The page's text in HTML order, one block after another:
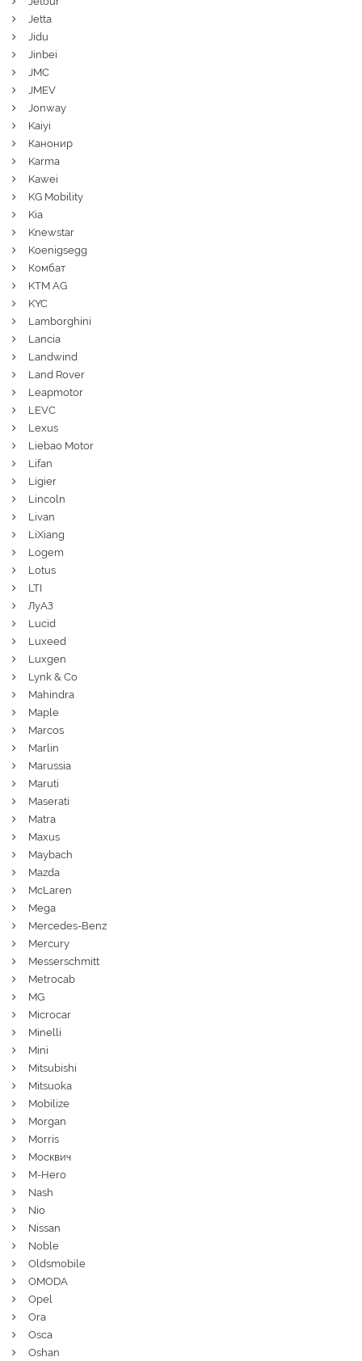
Jetta
Jidu
Jinbei
JMC
JMEV
Jonway
Kaiyi
Канонир
Karma
Kawei
KG Mobility
Kia
Knewstar
Koenigsegg
Комбат
KTM AG
KYC
Lamborghini
Lancia
Landwind
Land Rover
Leapmotor
LEVC
Lexus
Liebao Motor
Lifan
Ligier
Lincoln
Livan
LiXiang
Logem
Lotus
LTI
ЛуАЗ
Lucid
Luxeed
Luxgen
Lynk & Co
Mahindra
Maple
Marcos
Marlin
Marussia
Maruti
Maserati
Matra
Maxus
Maybach
Mazda
McLaren
Mega
Mercedes-Benz
Mercury
Messerschmitt
Metrocab
MG
Microcar
Minelli
Mini
Mitsubishi
Mitsuoka
Mobilize
Morgan
Morris
Москвич
M-Hero
Nash
Nio
Nissan
Noble
Oldsmobile
OMODA
Opel
Ora
Osca
Oshan